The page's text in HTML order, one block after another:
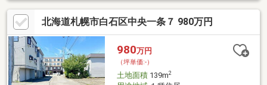
北海道札幌市白石区中央一条７ 980万円
980万円
（坪単価:-）
土地面積139m2